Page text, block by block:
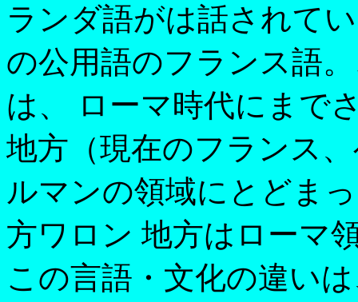
ランダ語がは話されて
の公用語のフランス語
は、 ローマ時代にまで
地方（現在のフランス
ルマンの領域にとどま
方ワロン 地方はローマ
この言語・文化の違い